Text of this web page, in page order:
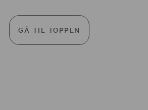
GÅ TIL TOPPEN